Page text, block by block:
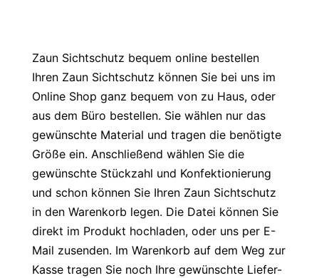
Zaun Sichtschutz bequem online bestellen
Ihren Zaun Sichtschutz können Sie bei uns im
Online Shop ganz bequem von zu Haus, oder
aus dem Büro bestellen. Sie wählen nur das
gewünschte Material und tragen die benötigte
Größe ein. Anschließend wählen Sie die
gewünschte Stückzahl und Konfektionierung
und schon können Sie Ihren Zaun Sichtschutz
in den Warenkorb legen. Die Datei können Sie
direkt im Produkt hochladen, oder uns per E-
Mail zusenden. Im Warenkorb auf dem Weg zur
Kasse tragen Sie noch Ihre gewünschte Liefer-